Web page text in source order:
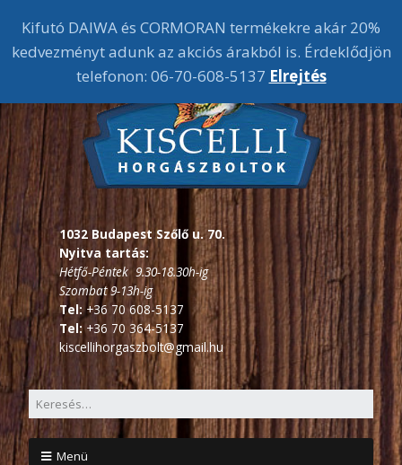
1032 Budapest Szőlő u. 70.
Nyitva tartás:
Hétfő-Péntek 9.30-18.30h-ig
Szombat 9-13h-ig
Tel:+36 70 608-5137
Tel: +36 70 364-5137
kiscellihorgaszbolt@gmail.hu
Menü
Kifutó DAIWA és CORMORAN termékekre akár 20%
kedvezményt adunk az akciós árakból is. Érdeklődjön
telefonon: 06-70-608-5137 Elrejtés